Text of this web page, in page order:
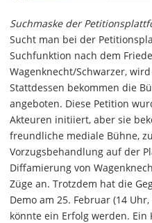
Suchmaske der
Sucht man bei der
Suchfunktion nach dem
Wagenknecht/Schwarzer,
Stattdessen bekommen die
angeboten. Diese Petition
Akteuren initiiert, aber sie
freundliche mediale Bühne,
Vorzugsbehandlung auf der
Diffamierung von
Züge an. Trotzdem hat die
Demo am 25. Februar (14
könnte ein Erfolg werden. Ein